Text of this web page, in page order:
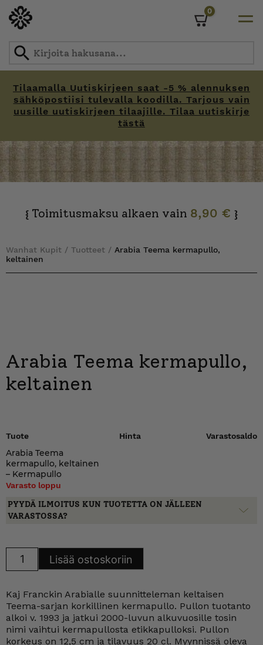
Tilaamalla Uutiskirjeen saat -5 % alennuksen
sähköpostiisi tulevalla koodilla. Tarjous vain
uusille uutiskirjeen tilaajille. Tilaa uutiskirje
tästä
0
{ Toimitusmaksu alkaen vain 8,90 € }
Wanhat Kupit / Tuotteet / Arabia Teema kermapullo,
keltainen
Arabia Teema kermapullo,
keltainen
Tuote Hinta Varastosaldo
Arabia Teema
kermapullo, keltainen
– Kermapullo
Varasto loppu
PYYDÄ ILMOITUS KUN TUOTETTA ON JÄLLEEN
VARASTOSSA?
Teema
Lisää ostoskoriin
Kaj Franckin Arabialle suunnitteleman keltaisen
Teema-sarjan korkillinen kermapullo. Pullon tuotanto
alkoi v. 1993 ja jatkui 2000-luvun alkuvuosille tosin
nimi vaihtui kermapullosta etikkapulloksi. Pullon
korkeus on 12,5 cm ja tilavuus 20 cl. Myynnissä oleva